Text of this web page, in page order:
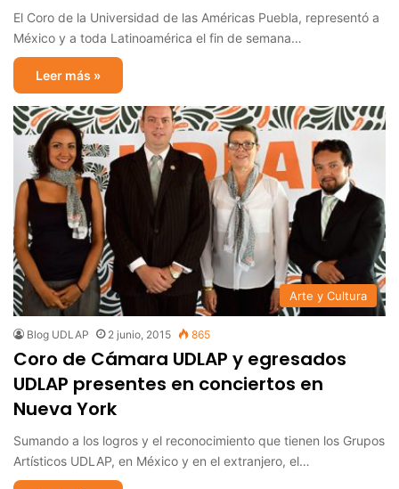
El Coro de la Universidad de las Américas Puebla, representó a
México y a toda Latinoamérica el fin de semana…
Leer más »
Arte y Cultura
Blog UDLAP 2 junio, 2015 865
Coro de Cámara UDLAP y egresados
UDLAP presentes en conciertos en
Nueva York
Sumando a los logros y el reconocimiento que tienen los Grupos
Artísticos UDLAP, en México y en el extranjero, el…